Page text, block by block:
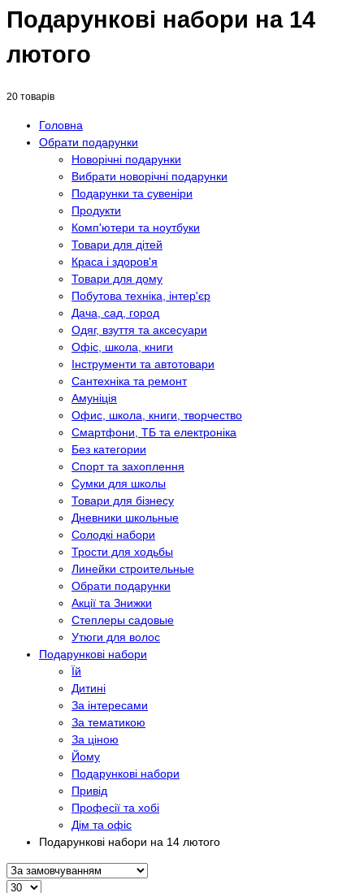
Подарункові набори на 14
лютого
20 товарів
Головна
Обрати подарунки
Новорічні подарунки
Вибрати новорічні подарунки
Подарунки та сувеніри
Продукти
Комп'ютери та ноутбуки
Товари для дітей
Краса і здоров'я
Товари для дому
Побутова техніка, інтер'єр
Дача, сад, город
Одяг, взуття та аксесуари
Офіс, школа, книги
Інструменти та автотовари
Сантехніка та ремонт
Амуніція
Офис, школа, книги, творчество
Смартфони, ТБ та електроніка
Без категории
Спорт та захоплення
Сумки для школы
Товари для бізнесу
Дневники школьные
Солодкі набори
Трости для ходьбы
Линейки строительные
Обрати подарунки
Акції та Знижки
Степлеры садовые
Утюги для волос
Подарункові набори
Їй
Дитині
За інтересами
За тематикою
За ціною
Йому
Подарункові набори
Привід
Професії та хобі
Дім та офіс
Подарункові набори на 14 лютого